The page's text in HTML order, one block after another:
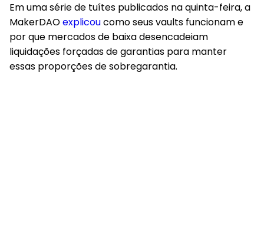
Em uma série de tuítes publicados na quinta-feira, a
MakerDAOexplicoucomo seus vaults funcionam e
por que mercados de baixa desencadeiam
liquidações forçadas de garantias para manter
essas proporções de sobregarantia.